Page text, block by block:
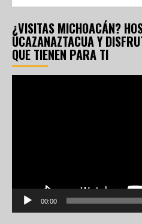
¿VISITAS MICHOACÁN?
UCAZANAZTACUA Y
QUE TIENEN PARA TI
00:00